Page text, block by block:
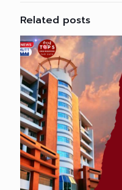
Related posts